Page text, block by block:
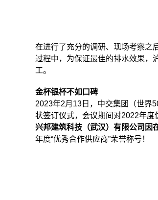
在进行了充分的调研、现场考察之
过程中，为保证最佳的排水效果，
工。
金杯银杯不如口碑
2023年2月13日，中交集团（世界
状签订仪式，会议期间对2022年
兴邦建筑科技（武汉）有限公司因
年度“优秀合作供应商”荣誉称号！